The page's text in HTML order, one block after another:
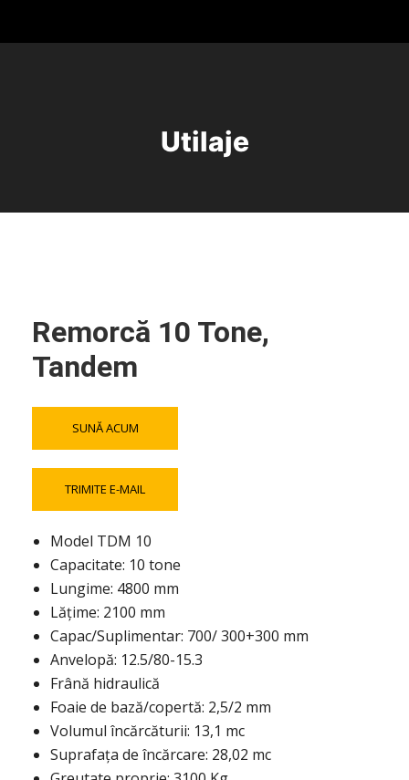
Utilaje
Remorcă 10 Tone,
Tandem
SUNĂ ACUM
TRIMITE E-MAIL
Model TDM 10
Capacitate: 10 tone
Lungime: 4800 mm
Lățime: 2100 mm
Capac/Suplimentar: 700/ 300+300 mm
Anvelopă: 12.5/80-15.3
Frână hidraulică
Foaie de bază/copertă: 2,5/2 mm
Volumul încărcăturii: 13,1 mc
Suprafața de încărcare: 28,02 mc